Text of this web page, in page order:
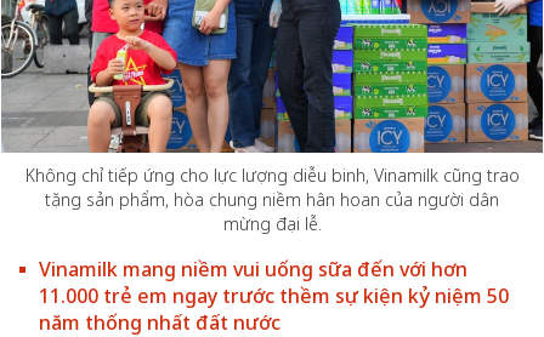
Không chỉ tiếp ứng cho lực lượng diễu binh, Vinamilk cũng trao
tặng sản phẩm, hòa chung niềm hân hoan của người dân
mừng đại lễ.
Vinamilk mang niềm vui uống sữa đến với hơn
11.000 trẻ em ngay trước thềm sự kiện kỷ niệm 50
năm thống nhất đất nước